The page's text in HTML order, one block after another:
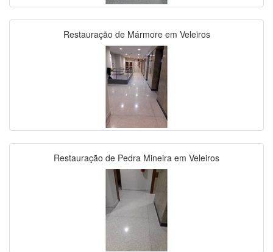
Restauração de Mármore em Veleiros
Restauração de Pedra Mineira em Veleiros